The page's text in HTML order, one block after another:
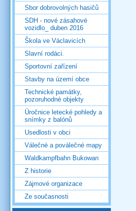
Sbor dobrovolných hasičů
SDH - nové zásahové
vozidlo_ duben 2016
Škola ve Václavicích
Slavní rodáci.
Sportovní zařízení
Stavby na území obce
Technické památky,
pozoruhodné objekty
Úročnice letecké pohledy a
snímky z balónů
Usedlosti v obci
Válečné a poválečné mapy
Waldkampfbahn Bukowan
Z historie
Zájmové organizace
Ze současnosti